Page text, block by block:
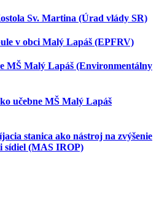
Sv. Martina (Úrad vlády SR)
v obci Malý Lapáš (EPFRV)
MŠ Malý Lapáš (Environmentálny
učebne MŠ Malý Lapáš
stanica ako nástroj na zvýšenie
sídiel (MAS IROP)